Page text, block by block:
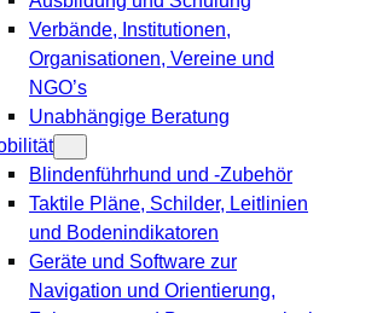
Verbände, Institutionen,
Organisationen, Vereine und
NGO’s
Unabhängige Beratung
Blindenführhund und -Zubehör
Taktile Pläne, Schilder, Leitlinien
und Bodenindikatoren
Geräte und Software zur
Navigation und Orientierung,